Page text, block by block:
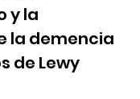
y la
la demencia
de Lewy